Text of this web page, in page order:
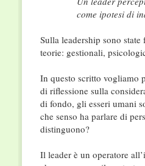
come ipotesi di
Sulla leadership sono state
teorie: gestionali,
In questo scritto vogliamo
di riflessione sulla
di fondo, gli esseri umani
che senso ha parlare di
distinguono?
Il leader è un operatore